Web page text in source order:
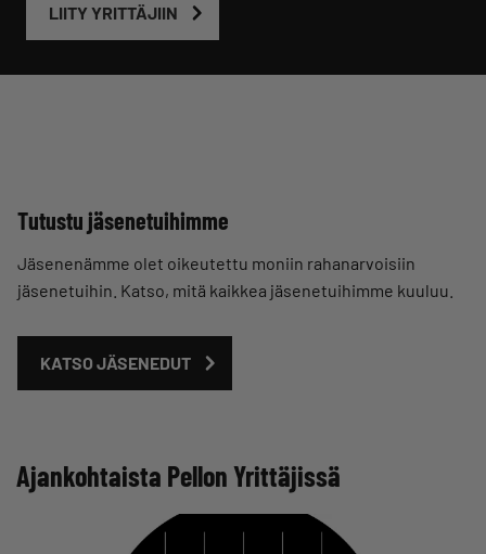
LIITY YRITTÄJIIN
Tutustu jäsenetuihimme
Jäsenenämme olet oikeutettu moniin rahanarvoisiin
jäsenetuihin. Katso, mitä kaikkea jäsenetuihimme kuuluu.
KATSO JÄSENEDUT
Ajankohtaista Pellon Yrittäjissä